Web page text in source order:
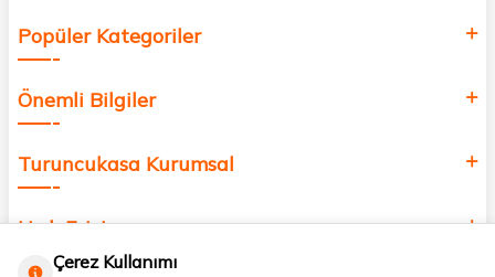
Popüler Kategoriler
Önemli Bilgiler
Turuncukasa Kurumsal
Hızlı Erişim
Çerez Kullanımı